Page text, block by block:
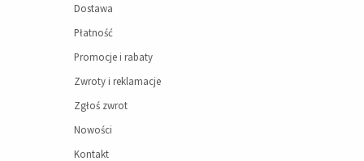
Dostawa
Płatność
Promocje i rabaty
Zwroty i reklamacje
Zgłoś zwrot
Nowości
Kontakt